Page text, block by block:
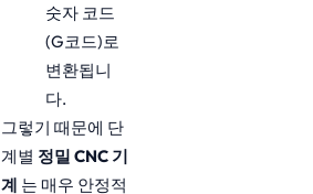
숫자 코드
(G코드)로
변환됩니
다.
그렇기 때문에 단
계별 정밀 CNC 기
계 는 매우 안정적